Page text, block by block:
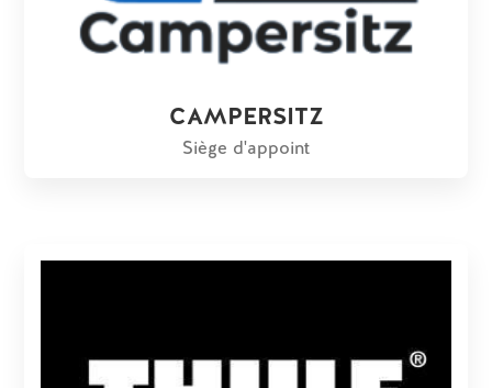
CAMPERSITZ
Siège d'appoint